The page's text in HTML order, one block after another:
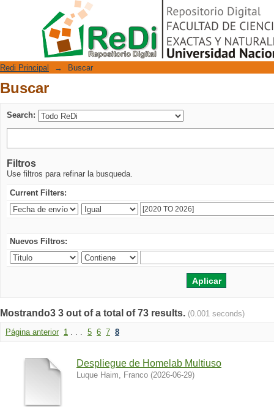
Repositorio Digital
Redi Principal → Buscar
Buscar
Search:
Filtros
Use filtros para refinar la busqueda.
Current Filters:
Nuevos Filtros:
Mostrando3 3 out of a total of 73 results. (0.001 seconds)
Página anterior 1 . . . 5 6 7 8
Despliegue de Homelab Multiuso
Luque Haim, Franco (2026-06-29)